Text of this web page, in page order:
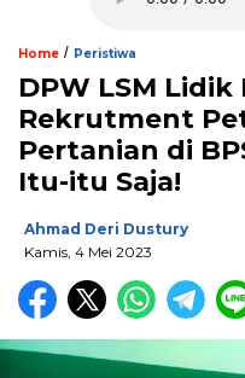
Home / Peristiwa
DPW LSM Lidik
Rekrutment
Pertanian di
Itu-itu Saja!
Ahmad Deri Dustury
Kamis, 4 Mei 2023